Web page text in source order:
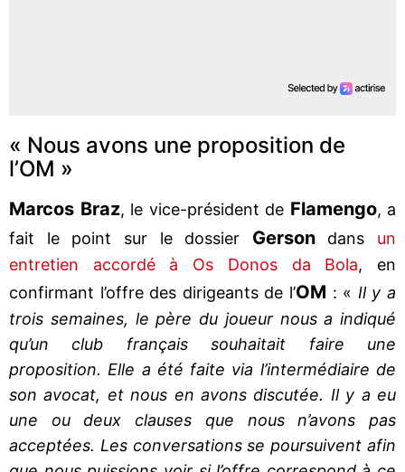
« Nous avons une proposition de
l’OM »
Marcos Braz, le vice-président de Flamengo, a
fait le point sur le dossier Gersondans un
entretien accordé à Os Donos da Bola, en
confirmant l’offre des dirigeants de l’OM : « Il y a
trois semaines, le père du joueur nous a indiqué
qu’un club français souhaitait faire une
proposition. Elle a été faite via l’intermédiaire de
son avocat, et nous en avons discutée. Il y a eu
une ou deux clauses que nous n’avons pas
acceptées. Les conversations se poursuivent afin